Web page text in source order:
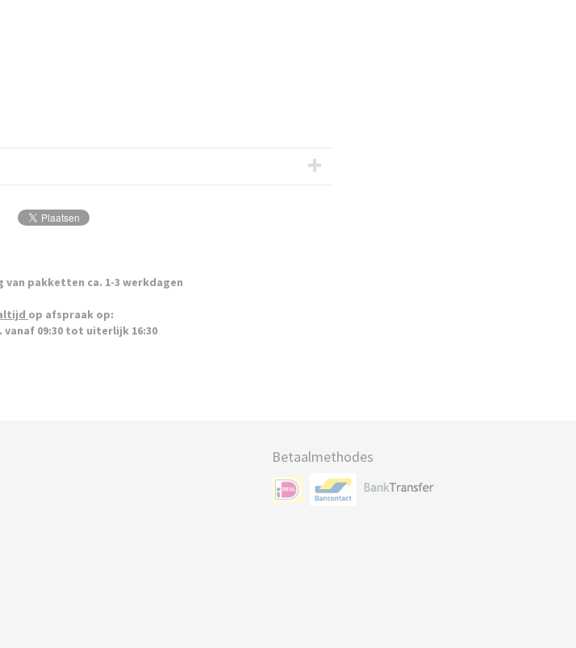
van pakketten ca. 1-3 werkdagen
op afspraak op:
vanaf 09:30 tot uiterlijk 16:30
Betaalmethodes